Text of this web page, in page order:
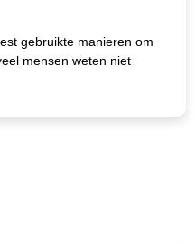
gebruikte manieren om
mensen weten niet